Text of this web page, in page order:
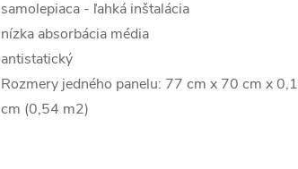
samolepiaca - ľahká inštalácia
nízka absorbácia média
antistatický
Rozmery jedného panelu: 77 cm x 70 cm x 0,1
cm (0,54 m2)